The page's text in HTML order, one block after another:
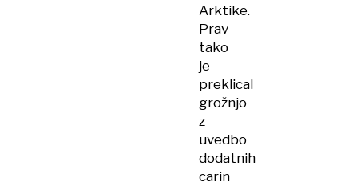
Arktike.
Prav
tako
je
preklical
grožnjo
z
uvedbo
dodatnih
carin